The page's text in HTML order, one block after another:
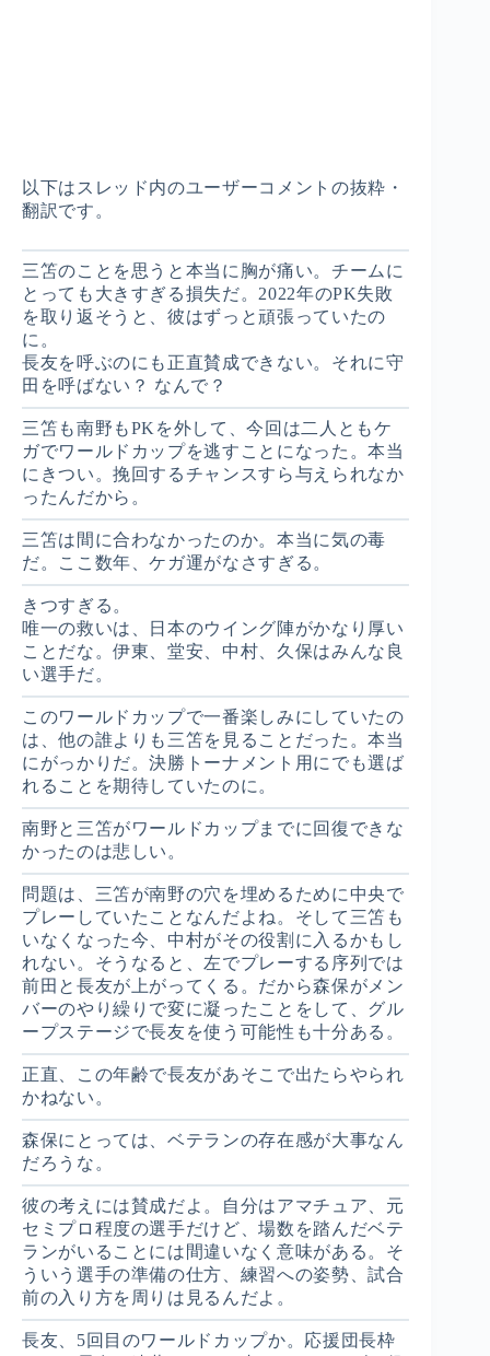
以下はスレッド内のユーザーコメントの抜粋・
翻訳です。
三笘のことを思うと本当に胸が痛い。チームに
とっても大きすぎる損失だ。2022年のPK失敗
を取り返そうと、彼はずっと頑張っていたの
に。
長友を呼ぶのにも正直賛成できない。それに守
田を呼ばない？ なんで？
三笘も南野もPKを外して、今回は二人ともケ
ガでワールドカップを逃すことになった。本当
にきつい。挽回するチャンスすら与えられなか
ったんだから。
三笘は間に合わなかったのか。本当に気の毒
だ。ここ数年、ケガ運がなさすぎる。
きつすぎる。
唯一の救いは、日本のウイング陣がかなり厚い
ことだな。伊東、堂安、中村、久保はみんな良
い選手だ。
このワールドカップで一番楽しみにしていたの
は、他の誰よりも三笘を見ることだった。本当
にがっかりだ。決勝トーナメント用にでも選ば
れることを期待していたのに。
南野と三笘がワールドカップまでに回復できな
かったのは悲しい。
問題は、三笘が南野の穴を埋めるために中央で
プレーしていたことなんだよね。そして三笘も
いなくなった今、中村がその役割に入るかもし
れない。そうなると、左でプレーする序列では
前田と長友が上がってくる。だから森保がメン
バーのやり繰りで変に凝ったことをして、グル
ープステージで長友を使う可能性も十分ある。
正直、この年齢で長友があそこで出たらやられ
かねない。
森保にとっては、ベテランの存在感が大事なん
だろうな。
彼の考えには賛成だよ。自分はアマチュア、元
セミプロ程度の選手だけど、場数を踏んだベテ
ランがいることには間違いなく意味がある。そ
ういう選手の準備の仕方、練習への姿勢、試合
前の入り方を周りは見るんだよ。
長友、5回目のワールドカップか。応援団長枠